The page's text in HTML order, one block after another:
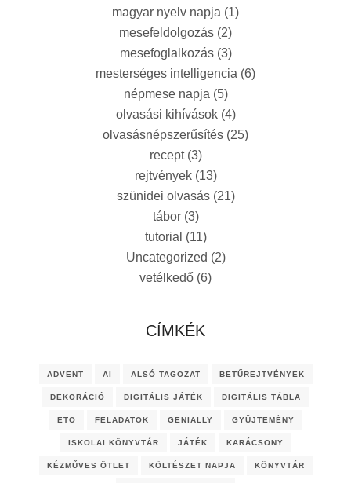
magyar nyelv napja (1)
mesefeldolgozás (2)
mesefoglalkozás(3)
mesterséges intelligencia (6)
népmese napja (5)
olvasási kihívások(4)
olvasásnépszerűsítés (25)
recept(3)
rejtvények(13)
szünidei olvasás(21)
tábor(3)
tutorial (11)
Uncategorized (2)
vetélkedő (6)
CÍMKÉK
ADVENT AI ALSÓ TAGOZAT BETŰREJTVÉNYEK
DEKORÁCIÓ DIGITÁLIS JÁTÉK DIGITÁLIS TÁBLA
ETO FELADATOK GENIALLY GYŰJTEMÉNY
ISKOLAI KÖNYVTÁR JÁTÉK KARÁCSONY
KÉZMŰVES ÖTLET KÖLTÉSZET NAPJA KÖNYVTÁR